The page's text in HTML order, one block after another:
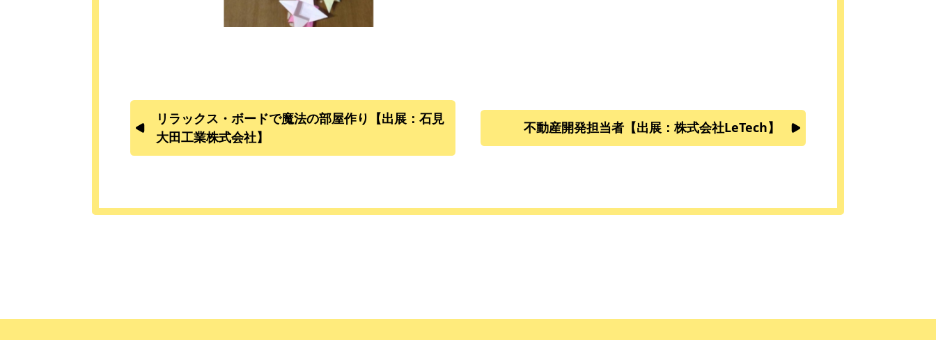
リラックス・ボードで魔法の部屋作り【出展：石見
大田工業株式会社】
不動産開発担当者【出展：株式会社LeTech】